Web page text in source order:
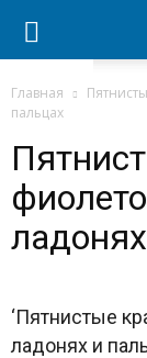
Главная
пальцах
‘Пятнистые
ладонях и